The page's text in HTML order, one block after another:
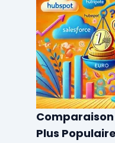
Comparaison
Plus